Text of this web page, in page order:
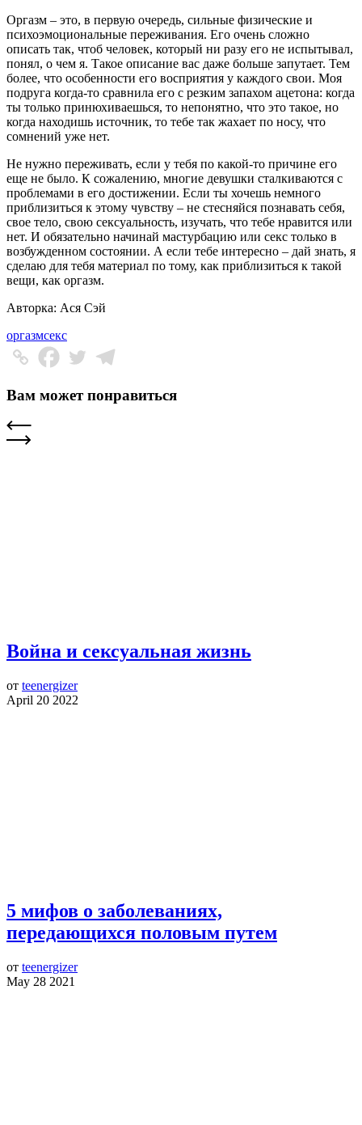
Оргазм – это, в первую очередь, сильные физические и
психоэмоциональные переживания. Его очень сложно
описать так, чтоб человек, который ни разу его не испытывал,
понял, о чем я. Такое описание вас даже больше запутает. Тем
более, что особенности его восприятия у каждого свои. Моя
подруга когда-то сравнила его с резким запахом ацетона: когда
ты только принюхиваешься, то непонятно, что это такое, но
когда находишь источник, то тебе так жахает по носу, что
сомнений уже нет.
Не нужно переживать, если у тебя по какой-то причине его
еще не было. К сожалению, многие девушки сталкиваются с
проблемами в его достижении. Если ты хочешь немного
приблизиться к этому чувству – не стесняйся познавать себя,
свое тело, свою сексуальность, изучать, что тебе нравится или
нет. И обязательно начинай мастурбацию или секс только в
возбужденном состоянии. А если тебе интересно – дай знать, я
сделаю для тебя материал по тому, как приблизиться к такой
вещи, как оргазм.
Авторка: Ася Сэй
оргазмсекс
Вам может понравиться
Война и сексуальная жизнь
от teenergizer
April 20 2022
5 мифов о заболеваниях,
передающихся половым путем
от teenergizer
May 28 2021